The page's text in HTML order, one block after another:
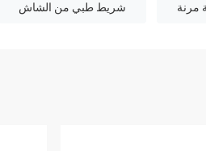
مرنة شريط طبي من الشاش